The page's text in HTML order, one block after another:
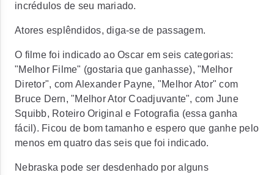
incrédulos de seu mariado.
Atores esplêndidos, diga-se de passagem.
O filme foi indicado ao Oscar em seis categorias:
"Melhor Filme" (gostaria que ganhasse), "Melhor
Diretor", com Alexander Payne, "Melhor Ator" com
Bruce Dern, "Melhor Ator Coadjuvante", com June
Squibb, Roteiro Original e Fotografia (essa ganha
fácil). Ficou de bom tamanho e espero que ganhe pelo
menos em quatro das seis que foi indicado.
Nebraska pode ser desdenhado por alguns